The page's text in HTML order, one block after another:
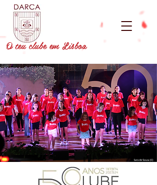
O teu clube em Lisboa